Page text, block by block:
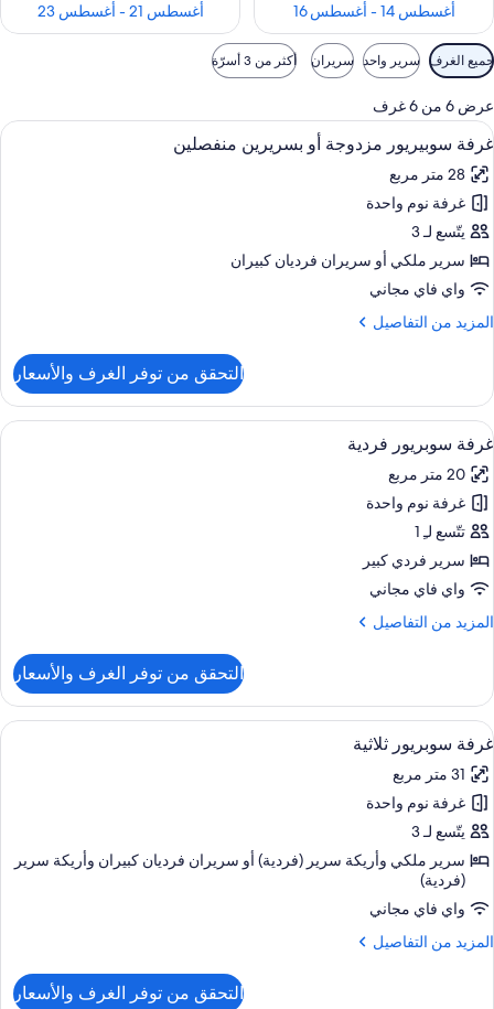
أغسطس 14 - أغسطس 16
أغسطس 21 - أغسطس 23
عوامل
التصفية
المتاحة
للغرف
جميع الغرف سرير واحد سريران أكثر من 3 أسرّة
عرض 6 من 6 غرف
استعراض
جميع
صور
غرفة
سوبيريور
مزدوجة
أو
بسريرين
منفصلين
أغطية فراش متميزة وألحفة محشوة
9
غرفة سوبيريور مزدوجة أو بسريرين منفصلين
28 متر مربع
غرفة نوم واحدة
يتّسع لـ 3
سرير ملكي‫‬ أو سريران فرديان كبيران
واي فاي مجاني
المزيد من التفاصيل
المزيد
غرفة
سوبيريور
مزدوجة
بسريرين
منفصلين
التحقق من توفر الغرف والأسعار
استعراض
جميع
صور
غرفة
سوبريور
فردية
أغطية فراش متميزة وألحفة محشوة
6
غرفة سوبريور فردية
20 متر مربع
غرفة نوم واحدة
تتّسع لـِ 1
سرير فردي كبير
واي فاي مجاني
المزيد من التفاصيل
المزيد
غرفة
سوبريور
فردية
التحقق من توفر الغرف والأسعار
استعراض
جميع
صور
غرفة
سوبريور
ثلاثية
أغطية فراش متميزة وألحفة محشوة
5
غرفة سوبريور ثلاثية
31 متر مربع
غرفة نوم واحدة
يتّسع لـ 3
سرير ملكي‫‬ وأريكة سرير (فردية)‫‬ أو سريران فرديان كبيران‫‬ وأريكة سرير
(فردية)
واي فاي مجاني
المزيد من التفاصيل
المزيد
التحقق من توفر الغرف والأسعار